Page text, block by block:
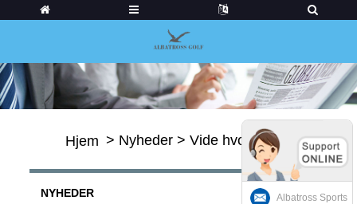
Hjem > Nyheder > Vide hvordan
NYHEDER Albatross Sports